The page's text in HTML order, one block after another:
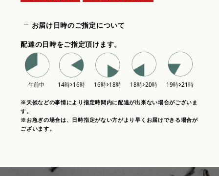
お届け日時のご指定について
配達の日時をご指定頂けます。
※天候などの事情により指定時間内に配達が出来ない場合がございま
す。
※お急ぎの場合は、日時指定がない方がより早くお届けできる場合が
ございます。